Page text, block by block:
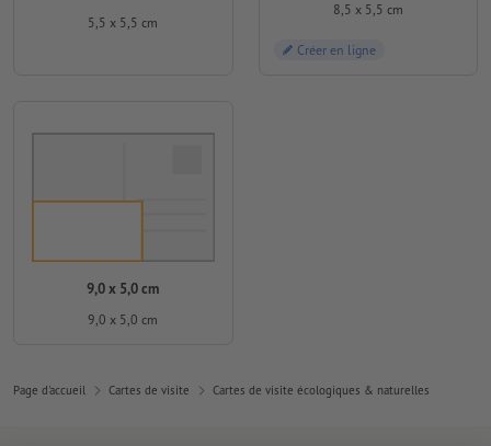
5,5 x 5,5 cm
8,5 x 5,5 cm
Créer en ligne
9,0 x 5,0 cm
9,0 x 5,0 cm
Page d'accueil Cartes de visite Cartes de visite écologiques & naturelles